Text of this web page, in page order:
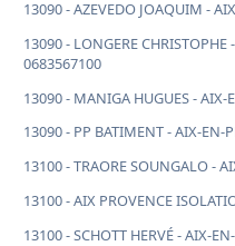
13090 - AZEVEDO JOAQUIM -
13090 - LONGERE
0683567100
13090 - MANIGA HUGUES -
13090 - PP BATIMENT - AIX-
13100 - TRAORE SOUNGALO -
13100 - AIX PROVENCE
13100 - SCHOTT HERVÉ - AIX-